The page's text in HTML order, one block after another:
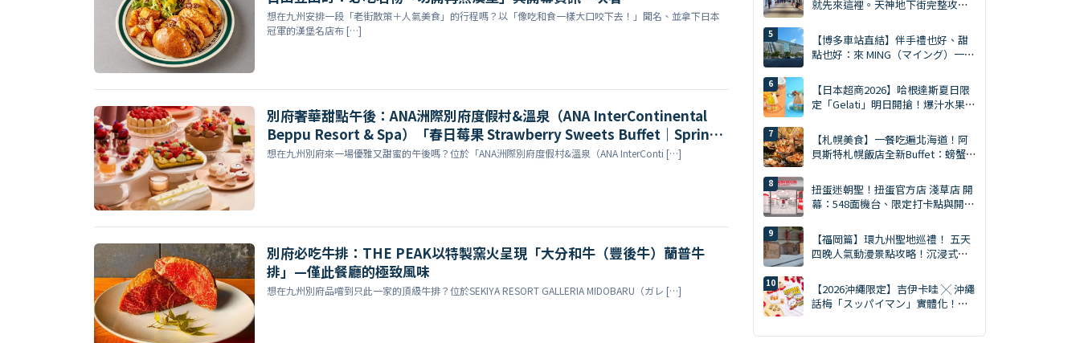
想在九州安排一段「老街散策＋人氣美食」的行程嗎？以「像吃和食一樣大口咬下去！」聞名、並拿下日本
冠軍的漢堡名店布 […]
別府奢華甜點午後：ANA洲際別府度假村&溫泉（ANA InterContinental
Beppu Resort & Spa）「春日莓果 Strawberry Sweets Buffet｜Spring
Berrys」2/7–5/10 週末限定開跑
想在九州別府來一場優雅又甜蜜的午後嗎？位於「ANA洲際別府度假村&溫泉（ANA InterConti […]
別府必吃牛排：THE PEAK以特製窯火呈現「大分和牛（豐後牛）蘭普牛
排」—僅此餐廳的極致風味
想在九州別府品嚐到只此一家的頂級牛排？位於SEKIYA RESORT GALLERIA MIDOBARU（ガレ […]
就先來這裡。天神地下街完整攻略
【博多車站直結】伴手禮也好、甜
點也好：來 MING（マイング）一次
（2026年版）
【日本超商2026】哈根達斯夏日限
定「Gelati」明日開搶！爆汁水果、
【札幌美食】一餐吃遍北海道！阿
貝斯特札幌飯店全新Buffet：螃蟹
湯咖哩
扭蛋迷朝聖！扭蛋官方店 淺草店 開
幕：548面機台、限定打卡點與開幕
【福岡篇】環九州聖地巡禮！ 五天
四晚人氣動漫景點攻略！沉浸式打
【2026沖繩限定】吉伊卡哇 ╳ 沖繩
話梅「スッパイマン」實體化！黃